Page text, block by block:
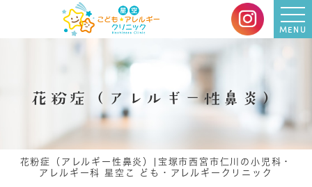
MENU
花粉症（アレルギー性⿐炎）
花粉症（アレルギー性⿐炎）|宝塚市⻄宮市仁川の⼩児科・
アレルギー科 星空こ ども・アレルギークリニック